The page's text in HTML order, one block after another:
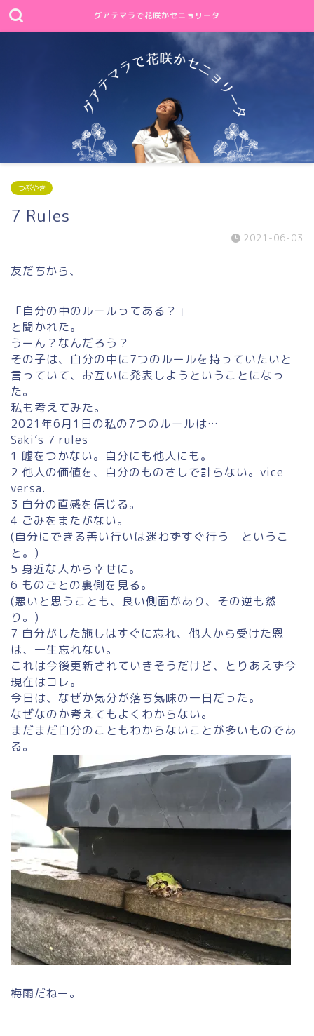
グアテマラで花咲かセニョリータ
つぶやき
7 Rules
2021-06-03
友だちから、
「自分の中のルールってある？」
と聞かれた。
うーん？なんだろう？
その子は、自分の中に7つのルールを持っていたいと
言っていて、お互いに発表しようということになっ
た。
私も考えてみた。
2021年6月1日の私の7つのルールは…
Saki’s 7 rules
1 嘘をつかない。自分にも他人にも。
2 他人の価値を、自分のものさしで計らない。vice
versa.
3 自分の直感を信じる。
4 ごみをまたがない。
(自分にできる善い行いは迷わずすぐ行う というこ
と。)
5 身近な人から幸せに。
6 ものごとの裏側を見る。
(悪いと思うことも、良い側面があり、その逆も然
り。)
7 自分がした施しはすぐに忘れ、他人から受けた恩
は、一生忘れない。
これは今後更新されていきそうだけど、とりあえず今
現在はコレ。
今日は、なぜか気分が落ち気味の一日だった。
なぜなのか考えてもよくわからない。
まだまだ自分のこともわからないことが多いものであ
る。
梅雨だねー。